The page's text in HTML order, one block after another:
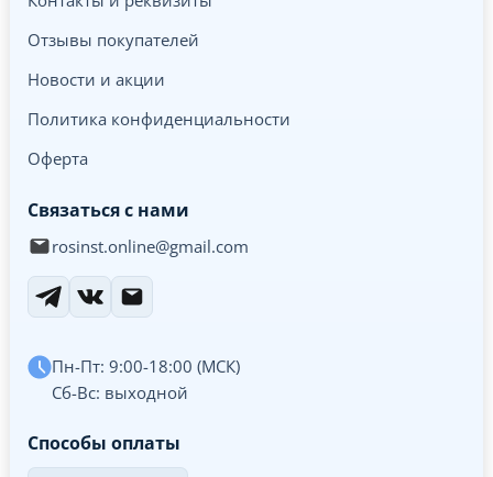
Отзывы покупателей
Новости и акции
Политика конфиденциальности
Оферта
Связаться с нами
rosinst.online@gmail.com
Пн-Пт: 9:00-18:00 (МСК)
Сб-Вс: выходной
Способы оплаты